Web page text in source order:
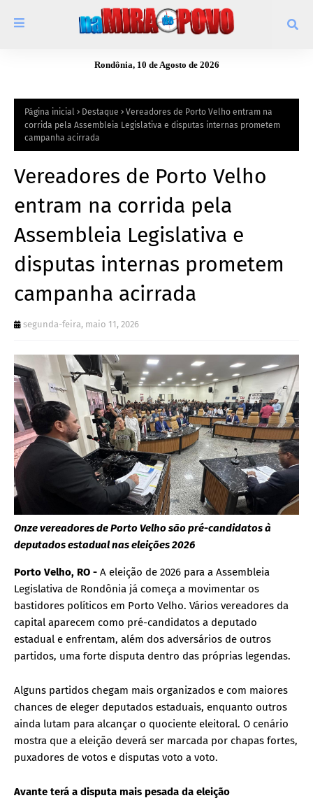
Rondônia, 10 de Agosto de 2026
Página inicial Destaque
Vereadores de Porto Velho entram na
corrida pela Assembleia Legislativa e disputas internas prometem
campanha acirrada
Vereadores de Porto Velho
entram na corrida pela
Assembleia Legislativa e
disputas internas prometem
campanha acirrada
segunda-feira, maio 11, 2026
Onze vereadores de Porto Velho são pré-candidatos à
deputados estadual nas eleições 2026
Porto Velho, RO - A eleição de 2026 para a Assembleia
Legislativa de Rondônia já começa a movimentar os
bastidores políticos em Porto Velho. Vários vereadores da
capital aparecem como pré-candidatos a deputado
estadual e enfrentam, além dos adversários de outros
partidos, uma forte disputa dentro das próprias legendas.
Alguns partidos chegam mais organizados e com maiores
chances de eleger deputados estaduais, enquanto outros
ainda lutam para alcançar o quociente eleitoral. O cenário
mostra que a eleição deverá ser marcada por chapas fortes,
puxadores de votos e disputas voto a voto.
Avante terá a disputa mais pesada da eleição